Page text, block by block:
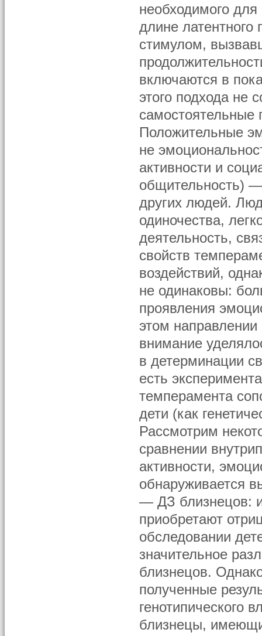
необходимого
длине
стимулом,
включаются в
этого подхода не
самостоятельные
Положительные
не
активности и
общительность)
других людей.
одиночества,
деятельность,
свойств
воздействий,
не одинаковы:
проявления
этом
внимание
в детерминации
есть
темперамента
дети (как
Рассмотрим
сравнении
активности,
обнаруживается
— ДЗ близнецов:
приобретают
обследовании
значительное
близнецов.
полученные
генотипического
близнецы,